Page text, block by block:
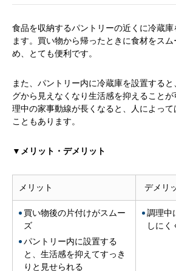
食品を収納するパントリーの近くに冷蔵庫
ます。買い物から帰ったときに食材をス
め、とても便利です。
また、パントリー内に冷蔵庫を設置する
グから見えなくなり生活感を抑えること
理中の家事動線が長くなると、人によっ
こともあります。
▼メリット・デメリット
メリット デメリ
買い物後の片付けがスムー
ズ
パントリー内に設置する
と、生活感を抑えてすっき
りと見せられる
調理中
しにく